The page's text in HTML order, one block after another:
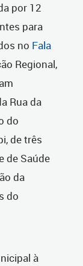
por 12
para
no Fala
Regional,
Rua da
do
de três
de Saúde
da
do
à